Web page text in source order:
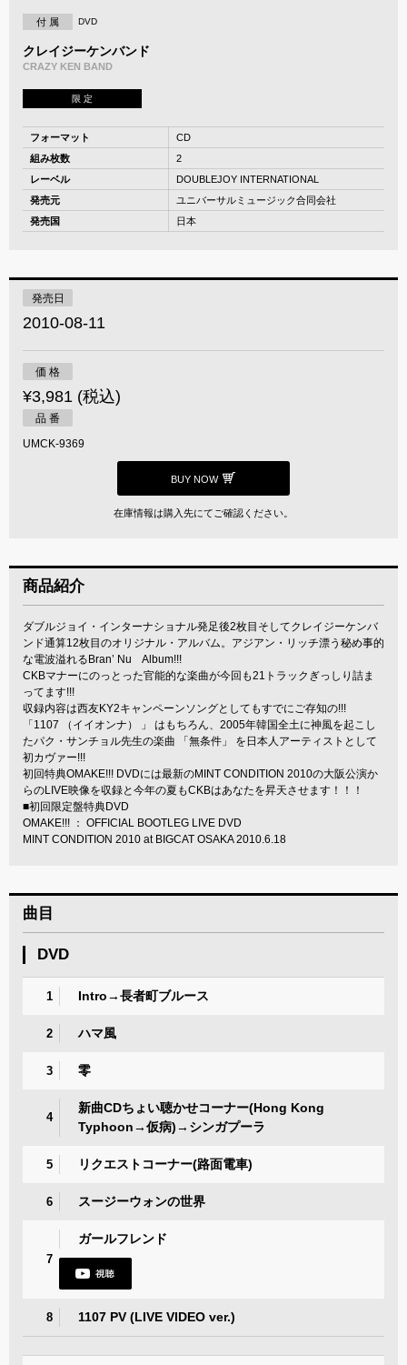
付 属 DVD
クレイジーケンバンド
CRAZY KEN BAND
限 定
フォーマット
CD
組み枚数
2
レーベル
DOUBLEJOY INTERNATIONAL
発売元
ユニバーサルミュージック合同会社
発売国
日本
発売日
2010-08-11
価 格
¥3,981 (税込)
品 番
UMCK-9369
BUY NOW
在庫情報は購入先にてご確認ください。
商品紹介
ダブルジョイ・インターナショナル発足後2枚目そしてクレイジーケンバ
ンド通算12枚目のオリジナル・アルバム。アジアン・リッチ漂う秘め事的
な電波溢れるBran’ Nu Album!!!
CKBマナーにのっとった官能的な楽曲が今回も21トラックぎっしり詰ま
ってます!!!
収録内容は西友KY2キャンペーンソングとしてもすでにご存知の!!!
「1107 （イイオンナ） 」 はもちろん、2005年韓国全土に神風を起こし
たパク・サンチョル先生の楽曲 「無条件」 を日本人アーティストとして
初カヴァー!!!
初回特典OMAKE!!! DVDには最新のMINT CONDITION 2010の大阪公演か
らのLIVE映像を収録と今年の夏もCKBはあなたを昇天させます！！！
■初回限定盤特典DVD
OMAKE!!! ： OFFICIAL BOOTLEG LIVE DVD
MINT CONDITION 2010 at BIGCAT OSAKA 2010.6.18
曲目
DVD
1 Intro→長者町ブルース
2 ハマ風
3 零
4
新曲CDちょい聴かせコーナー(Hong Kong
Typhoon→仮病)→シンガプーラ
5 リクエストコーナー(路面電車)
6 スージーウォンの世界
7
ガールフレンド
8 1107 PV (LIVE VIDEO ver.)